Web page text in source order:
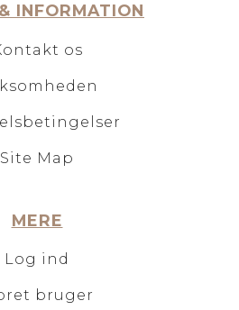
INFORMATION
os
Site Map
MERE
Log ind
bruger